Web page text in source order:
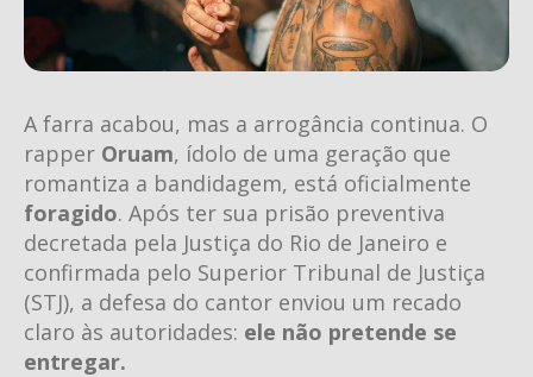
A farra acabou, mas a arrogância continua. O
rapper Oruam, ídolo de uma geração que
romantiza a bandidagem, está oficialmente
foragido. Após ter sua prisão preventiva
decretada pela Justiça do Rio de Janeiro e
confirmada pelo Superior Tribunal de Justiça
(STJ), a defesa do cantor enviou um recado
claro às autoridades: ele não pretende se
entregar.